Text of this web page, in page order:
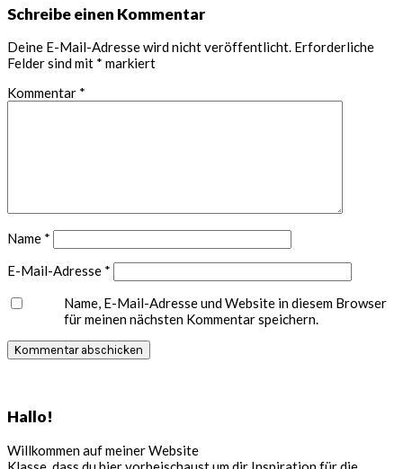
Leser-
Interaktionen
Schreibe einen Kommentar
Deine E-Mail-Adresse wird nicht veröffentlicht. Erforderliche
Felder sind mit * markiert
Kommentar *
Name *
E-Mail-Adresse *
Name, E-Mail-Adresse und Website in diesem Browser
für meinen nächsten Kommentar speichern.
Hallo!
Willkommen auf meiner Website